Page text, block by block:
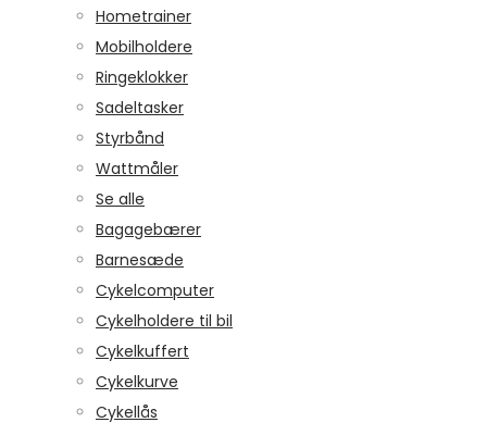
Hometrainer
Mobilholdere
Ringeklokker
Sadeltasker
Styrbånd
Wattmåler
Se alle
Bagagebærer
Barnesæde
Cykelcomputer
Cykelholdere til bil
Cykelkuffert
Cykelkurve
Cykellås